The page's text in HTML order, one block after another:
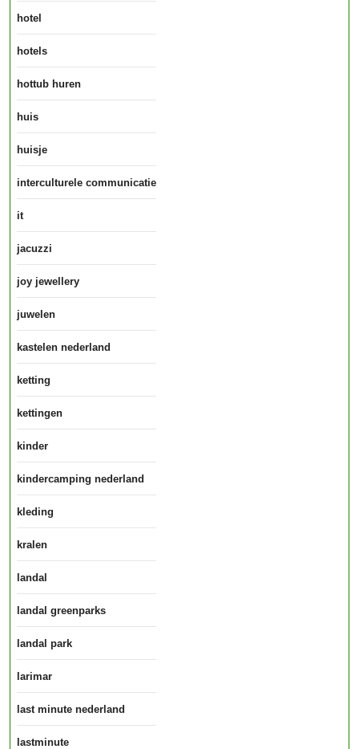
hotel
hotels
hottub huren
huis
huisje
interculturele communicatie
it
jacuzzi
joy jewellery
juwelen
kastelen nederland
ketting
kettingen
kinder
kindercamping nederland
kleding
kralen
landal
landal greenparks
landal park
larimar
last minute nederland
lastminute